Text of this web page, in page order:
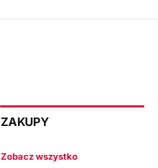
ZAKUPY
Zobacz wszystko